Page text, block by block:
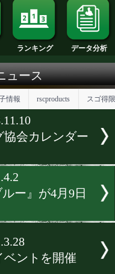
動画 ランキング
ニュース
ング協会カレン
ブルー』が4